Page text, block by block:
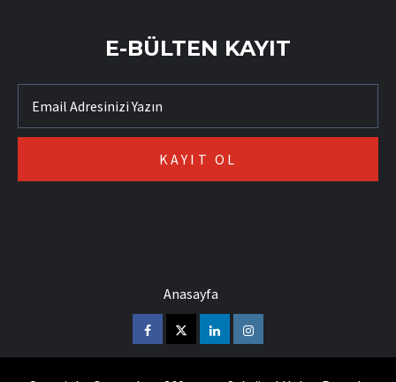
E-BÜLTEN KAYIT
Anasayfa
FacebookTwitterLinkedinInstagram